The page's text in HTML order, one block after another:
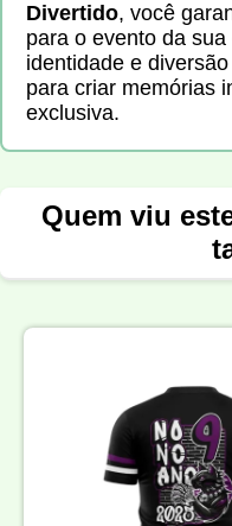
Divertido, você
para o evento da
identidade e
para criar memórias
exclusiva.
Quem viu